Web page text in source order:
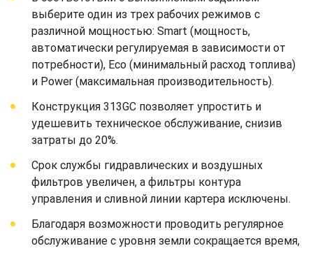
выберите один из трех рабочих режимов с
различной мощностью: Smart (мощность,
автоматически регулируемая в зависимости от
потребности), Eco (минимальный расход топлива)
и Power (максимальная производительность).
Конструкция 313GC позволяет упростить и
удешевить техническое обслуживание, снизив
затраты до 20%.
Срок службы гидравлических и воздушных
фильтров увеличен, а фильтры контура
управления и сливной линии картера исключены.
Благодаря возможности проводить регулярное
обслуживание с уровня земли сокращается время,